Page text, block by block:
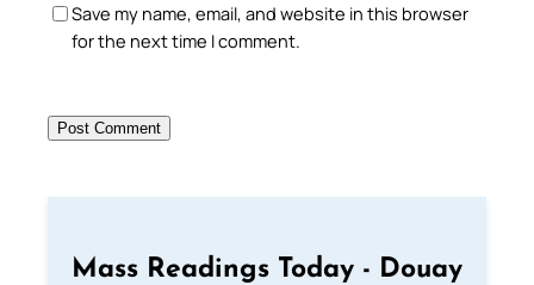
Save my name, email, and website in this browser
for the next time I comment.
Mass Readings Today - Douay